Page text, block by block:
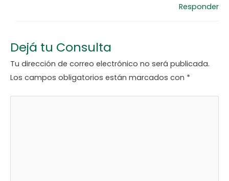
Responder
Dejá tu Consulta
Tu dirección de correo electrónico no será publicada.
Los campos obligatorios están marcados con *